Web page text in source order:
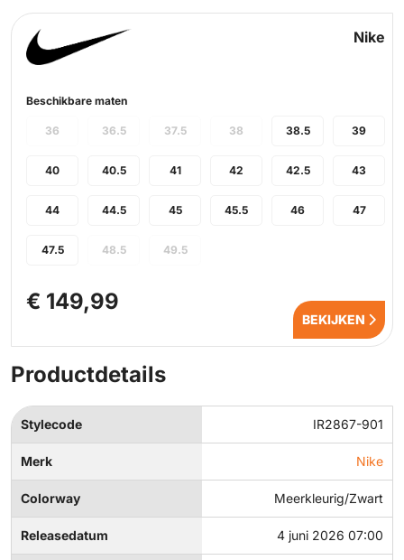
Nike
Beschikbare maten
38.5 39
40 40.5 41 42 42.5 43
44 44.5 45 45.5 46 47
47.5
36 36.5 37.5 38
48.5 49.5
€ 149,99
BEKIJKEN
Productdetails
Stylecode IR2867-901
Merk Nike
Colorway Meerkleurig/Zwart
Releasedatum 4 juni 2026 07:00